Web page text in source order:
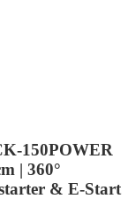
150POWER
| 360°
& E-Start